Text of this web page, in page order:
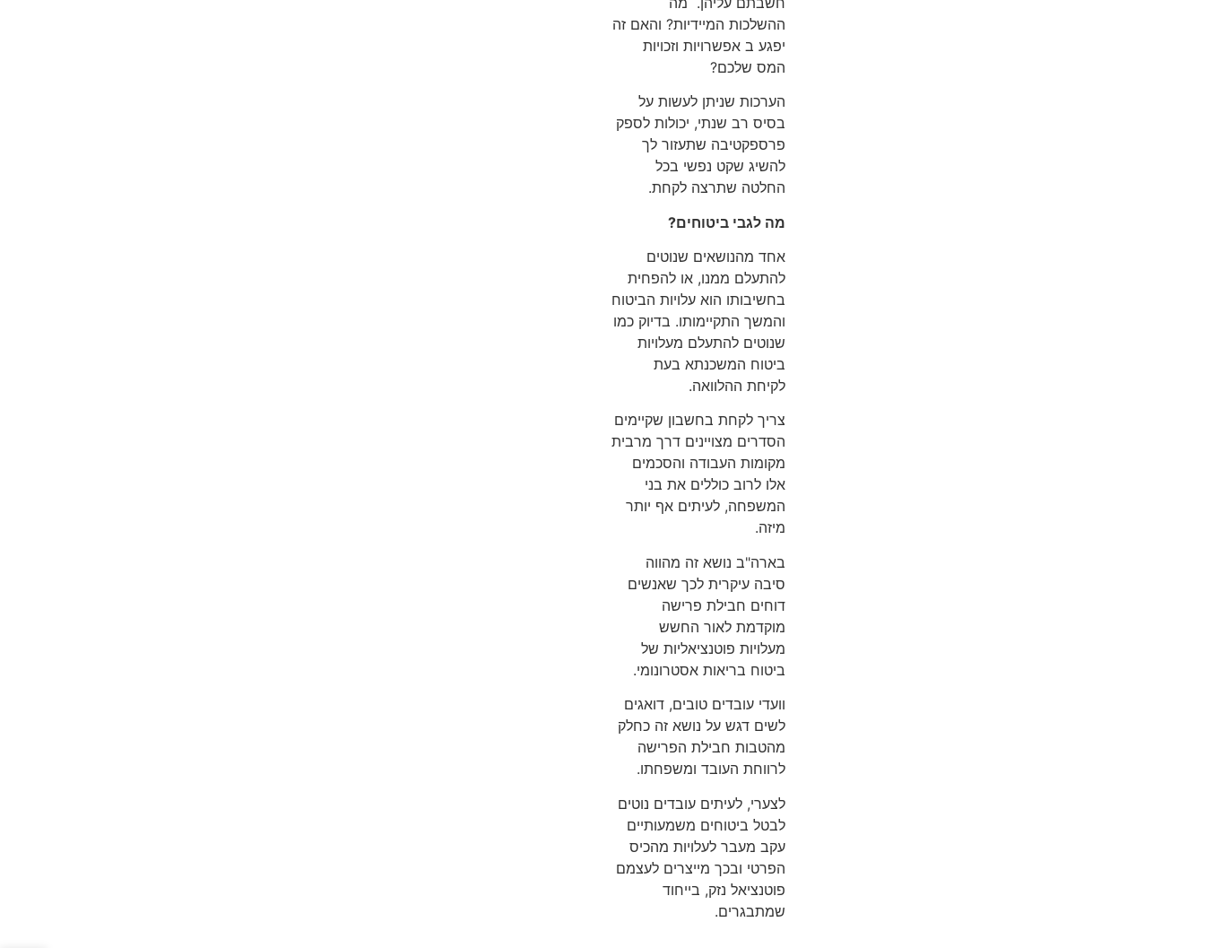
ההשלכות המיידיות? והאם זה
יפגע ב אפשרויות וזכויות
המס שלכם?
הערכות שניתן לעשות על
בסיס רב שנתי, יכולות לספק
פרספקטיבה שתעזור לך
להשיג שקט נפשי בכל
החלטה שתרצה לקחת.
מה לגבי ביטוחים?
אחד מהנושאים שנוטים
להתעלם ממנו, או להפחית
בחשיבותו הוא עלויות הביטוח
והמשך התקיימותו. בדיוק כמו
שנוטים להתעלם מעלויות
ביטוח המשכנתא בעת
לקיחת ההלוואה.
צריך לקחת בחשבון שקיימים
הסדרים מצויינים דרך מרבית
מקומות העבודה והסכמים
אלו לרוב כוללים את בני
המשפחה, לעיתים אף יותר
מיזה.
בארה"ב נושא זה מהווה
סיבה עיקרית לכך שאנשים
דוחים חבילת פרישה
מוקדמת לאור החשש
מעלויות פוטנציאליות של
ביטוח בריאות אסטרונומי.
וועדי עובדים טובים, דואגים
לשים דגש על נושא זה כחלק
מהטבות חבילת הפרישה
לרווחת העובד ומשפחתו.
לצערי, לעיתים עובדים נוטים
לבטל ביטוחים משמעותיים
עקב מעבר לעלויות מהכיס
הפרטי ובכך מייצרים לעצמם
פוטנציאל נזק, בייחוד
שמתבגרים.